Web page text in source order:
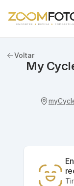
Voltar
My